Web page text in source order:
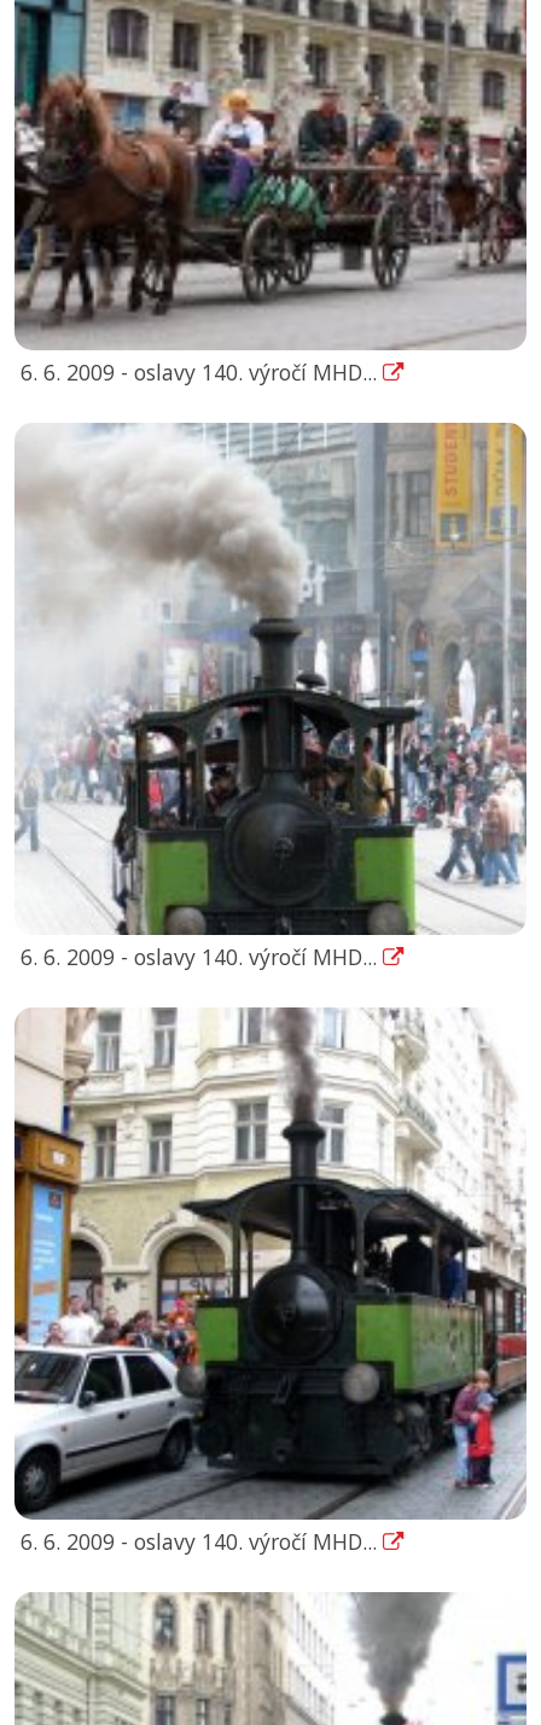
6. 6. 2009 - oslavy 140. výročí MHD...
6. 6. 2009 - oslavy 140. výročí MHD...
6. 6. 2009 - oslavy 140. výročí MHD...